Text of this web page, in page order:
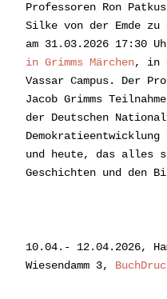
Professoren Ron
Silke von der Emde zu
am 31.03.2026 17:30
in Grimms Märchen, in
Vassar Campus. Der
Jacob Grimms
der Deutschen
und heute, das alles
Geschichten und den
10.04.- 12.04.2026,
Wiesendamm 3,